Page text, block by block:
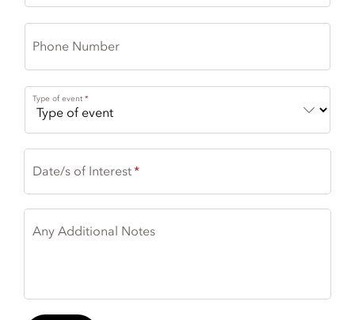
Phone Number
Type of event
Date/s of Interest
Any Additional Notes